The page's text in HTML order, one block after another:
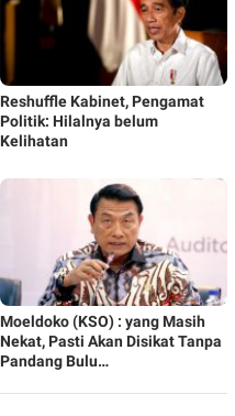
Reshuffle Kabinet, Pengamat
Politik: Hilalnya belum
Kelihatan
Moeldoko (KSO) : yang Masih
Nekat, Pasti Akan Disikat Tanpa
Pandang Bulu…